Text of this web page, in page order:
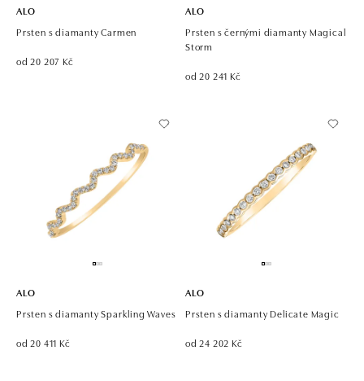
ALO
Prsten s diamanty Carmen
od 20 207 Kč
ALO
Prsten s černými diamanty Magical
Storm
od 20 241 Kč
ALO
Prsten s diamanty Sparkling Waves
od 20 411 Kč
ALO
Prsten s diamanty Delicate Magic
od 24 202 Kč